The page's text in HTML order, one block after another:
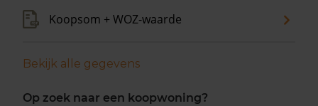
Koopsom + WOZ-waarde
Bekijk alle gegevens
Op zoek naar een koopwoning?